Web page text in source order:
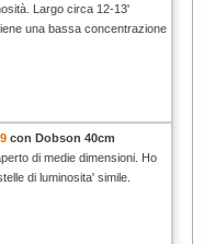
Largo circa 12-13'
una bassa concentrazione
con Dobson 40cm
di medie dimensioni. Ho
di luminosita' simile.